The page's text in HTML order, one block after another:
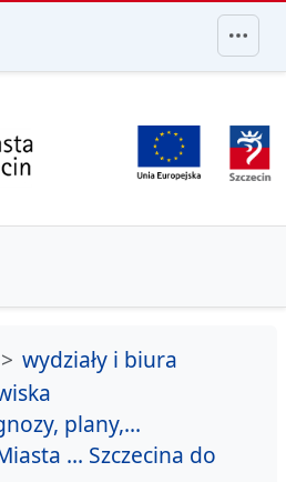
menu
wydziały i biura
plany,...
... Szczecina do